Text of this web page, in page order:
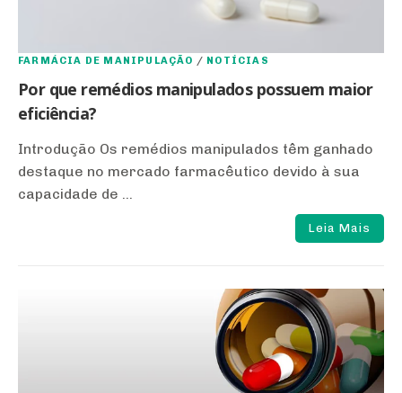
FARMÁCIA DE MANIPULAÇÃO / NOTÍCIAS
Por que remédios manipulados possuem maior
eficiência?
Introdução Os remédios manipulados têm ganhado
destaque no mercado farmacêutico devido à sua
capacidade de ...
Leia Mais